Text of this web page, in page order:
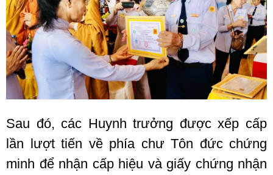
Sau đó, các Huynh trưởng được xếp cấp
lần lượt tiến về phía chư Tôn đức chứng
minh để nhận cấp hiệu và giấy chứng nhận